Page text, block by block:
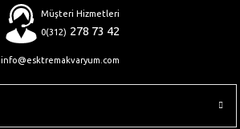
Müşteri Hizmetleri
0(312) 278 73 42
info@esktremakvaryum.com